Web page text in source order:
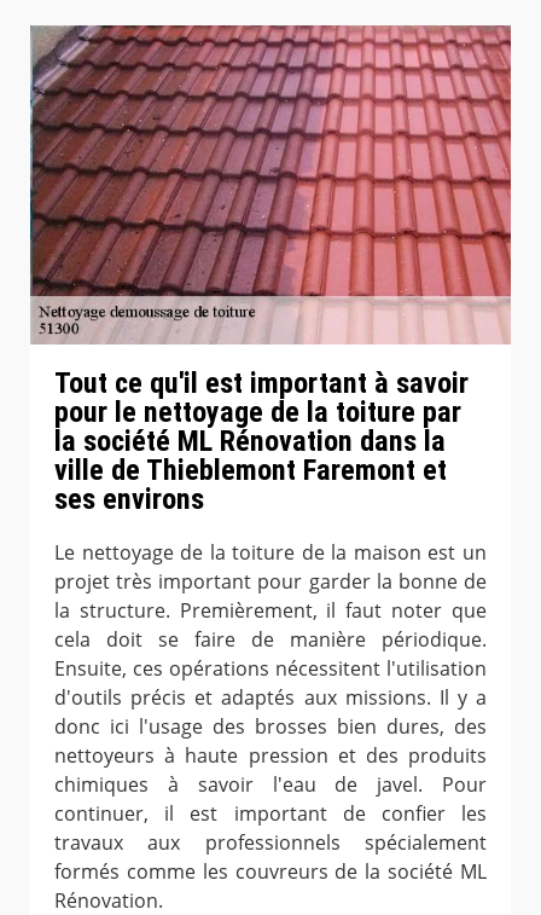
Tout ce qu'il est important à savoir
pour le nettoyage de la toiture par
la société ML Rénovation dans la
ville de Thieblemont Faremont et
ses environs
Le nettoyage de la toiture de la maison est un
projet très important pour garder la bonne de
la structure. Premièrement, il faut noter que
cela doit se faire de manière périodique.
Ensuite, ces opérations nécessitent l'utilisation
d'outils précis et adaptés aux missions. Il y a
donc ici l'usage des brosses bien dures, des
nettoyeurs à haute pression et des produits
chimiques à savoir l'eau de javel. Pour
continuer, il est important de confier les
travaux aux professionnels spécialement
formés comme les couvreurs de la société ML
Rénovation.